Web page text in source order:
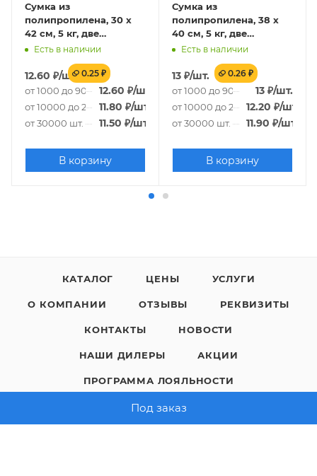
Под заказ
Сумка из
полипропилена, 30 х
42 см, 5 кг, две
пришивные ручки
Есть в наличии
12.60 ₽/шт. 0.25 ₽
от 1000 до 9000 шт.
12.60 ₽/шт.
от 10000 до 29000 шт.
11.80 ₽/шт.
от 30000 шт. 11.50 ₽/шт.
В корзину
Сумка из
полипропилена, 38 х
40 см, 5 кг, две
пришивные ручки
Есть в наличии
13 ₽/шт. 0.26 ₽
от 1000 до 9000 шт.
13 ₽/шт.
от 10000 до 29000 шт.
12.20 ₽/шт.
от 30000 шт. 11.90 ₽/шт.
В корзину
КАТАЛОГ ЦЕНЫ УСЛУГИ
О КОМПАНИИ ОТЗЫВЫ РЕКВИЗИТЫ
КОНТАКТЫ НОВОСТИ
НАШИ ДИЛЕРЫ АКЦИИ
ПРОГРАММА ЛОЯЛЬНОСТИ